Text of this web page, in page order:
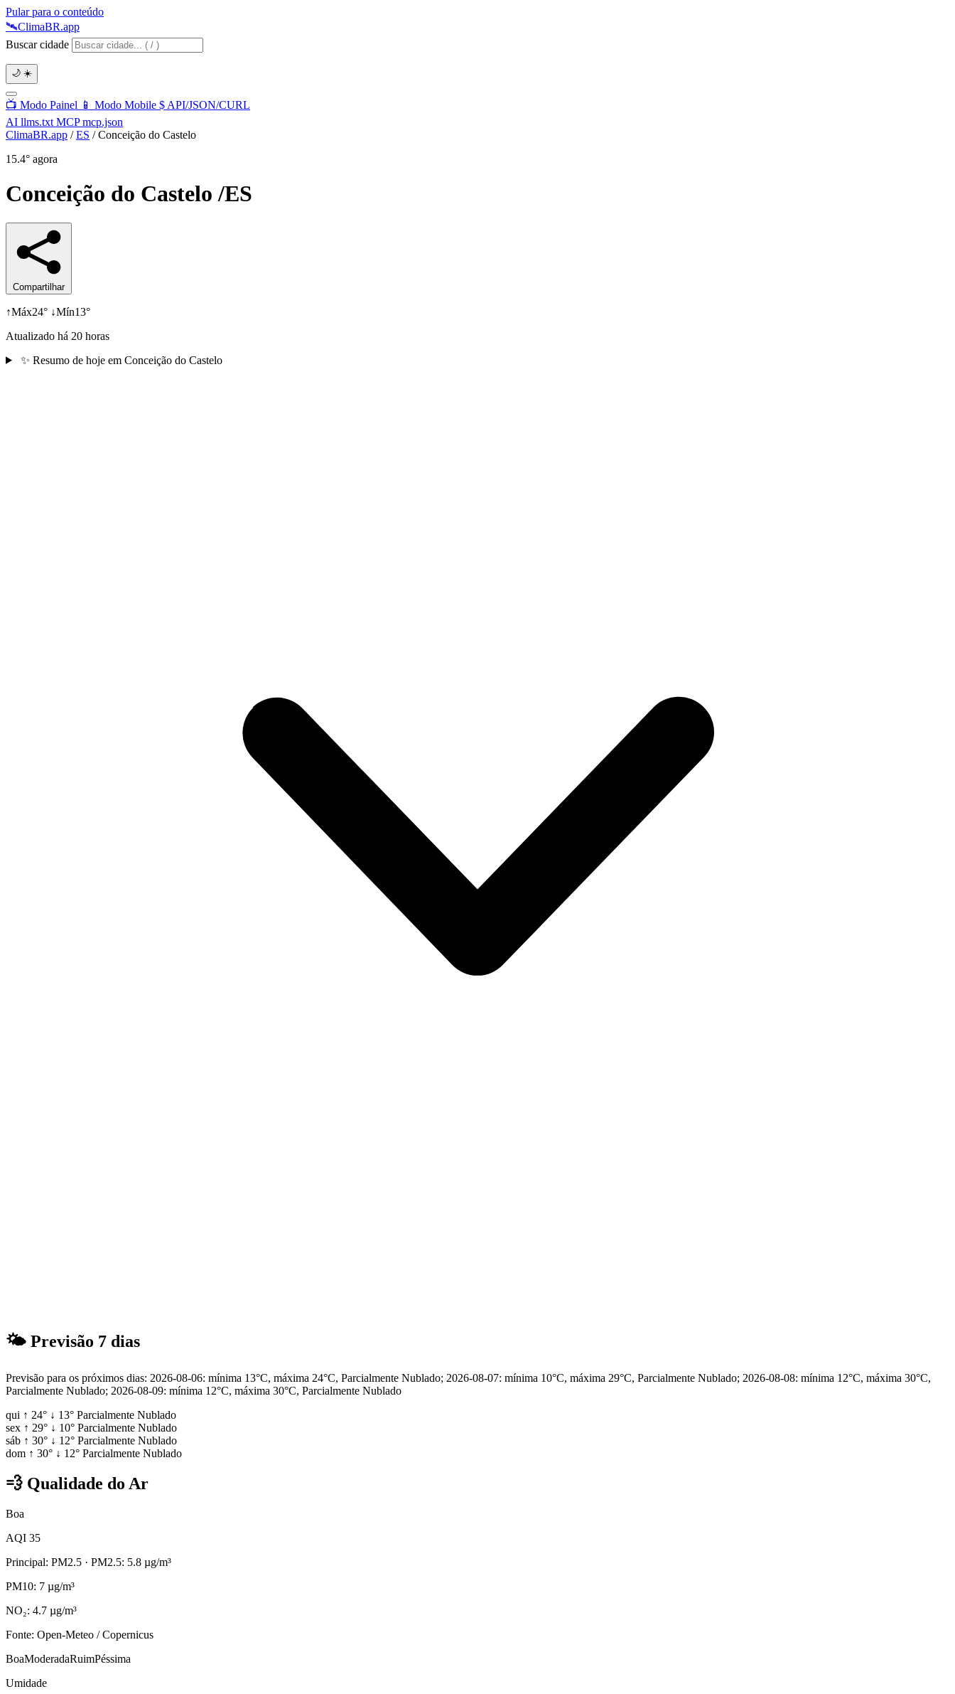
Pular para o conteúdo
🛰️ClimaBR.app
Buscar cidade
🌙 ☀️
📺 Modo Painel 📱 Modo Mobile $ API/JSON/CURL
AI llms.txt MCPmcp.json
ClimaBR.app / ES / Conceição do Castelo
15.4° agora
Conceição do Castelo/ES
Compartilhar
↑Máx24° ↓Mín13°
Atualizado há 20 horas
✨ Resumo de hoje em Conceição do Castelo
🌤 Previsão 7 dias
Previsão para os próximos dias: 2026-08-06: mínima 13°C, máxima 24°C, Parcialmente Nublado; 2026-08-07: mínima 10°C, máxima 29°C, Parcialmente Nublado; 2026-08-08: mínima 12°C, máxima 30°C,
Parcialmente Nublado; 2026-08-09: mínima 12°C, máxima 30°C, Parcialmente Nublado
qui ↑ 24° ↓ 13° Parcialmente Nublado
sex ↑ 29° ↓ 10° Parcialmente Nublado
sáb ↑ 30° ↓ 12° Parcialmente Nublado
dom ↑ 30° ↓ 12° Parcialmente Nublado
💨 Qualidade do Ar
Boa
AQI 35
Principal: PM2.5 · PM2.5: 5.8 µg/m³
PM10: 7 µg/m³
NO₂: 4.7 µg/m³
Fonte: Open-Meteo / Copernicus
BoaModeradaRuimPéssima
Umidade